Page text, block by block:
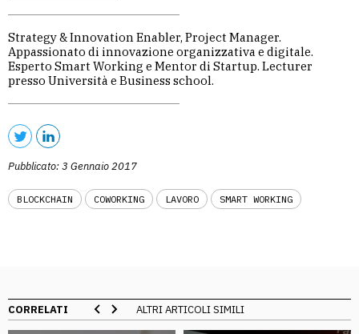
Strategy & Innovation Enabler, Project Manager.
Appassionato di innovazione organizzativa e digitale.
Esperto Smart Working e Mentor di Startup. Lecturer
presso Università e Business school.
Pubblicato: 3 Gennaio 2017
BLOCKCHAIN COWORKING LAVORO SMART WORKING
CORRELATI ALTRI ARTICOLI SIMILI